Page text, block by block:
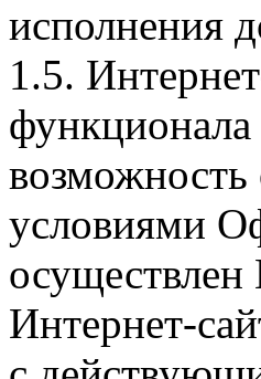
исполнения
1.5.
функционала
возможность
условиями
Интернет-